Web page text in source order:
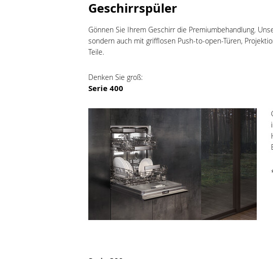
Geschirrspüler
Gönnen Sie Ihrem Geschirr die Premiumbehandlung.
sondern auch mit grifflosen Push-to-open-Türen,
Teile.
Denken Sie groß:
Serie 400